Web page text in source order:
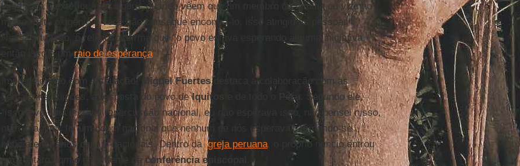
viaja para o exterior, mas agora, quando vêem que um membro da família ou vizinho
morre, falta oxigênio e você não consegue encontrá-lo, isso atingiu as pessoas".
Nessa situação, o religioso afirma que "o povo estava esperando alguma iniciativa,
então isso é um raio de esperança".
Impressionado com a situação, Miguel Fuertesdestaca a colaboração com as
demais instituições, a resposta do povo deIquitos Peru
. Segundo ele,
"isso teve uma incrível repercussão nacional, eu não esperava isso, não pensei nisso,
nem imaginei, foi um boom nacional que nenhum de nós esperava", tornando-se
notícia em vários canais nacionais. Dentro daIgreja peruana, o próprio núncio entrou
em contato com o presidente da conferência episcopal